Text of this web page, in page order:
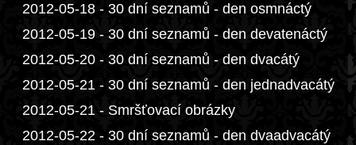
2012-05-18 - 30 dní seznamů - den osmnáctý
2012-05-19 - 30 dní seznamů - den devatenáctý
2012-05-20 - 30 dní seznamů - den dvacátý
2012-05-21 - 30 dní seznamů - den jednadvacátý
2012-05-21 - Smršťovací obrázky
2012-05-22 - 30 dní seznamů - den dvaadvacátý